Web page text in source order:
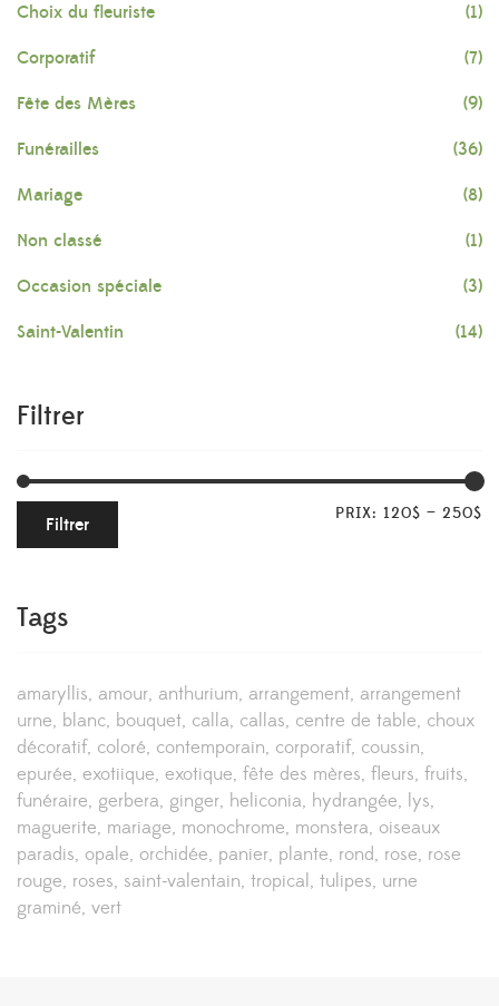
Choix du fleuriste (1)
Corporatif (7)
Fête des Mères (9)
Funérailles (36)
Mariage (8)
Non classé (1)
Occasion spéciale (3)
Saint-Valentin (14)
Filtrer
Filtrer PRIX: 120$ — 250$
Tags
amaryllis amour anthurium arrangement arrangement
urne blanc bouquet calla callas centre de table choux
décoratif coloré contemporain corporatif coussin
epurée exotiique exotique fête des mères fleurs fruits
funéraire gerbera ginger heliconia hydrangée lys
maguerite mariage monochrome monstera oiseaux
paradis opale orchidée panier plante rond rose rose
rouge roses saint-valentain tropical tulipes urne
graminé vert